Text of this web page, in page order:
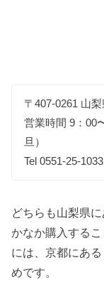
〒407-0261 山
営業時間 9：00
旦）
Tel 0551-25-1033
どちらも山梨県
かなか購入する
には、京都にあ
めです。